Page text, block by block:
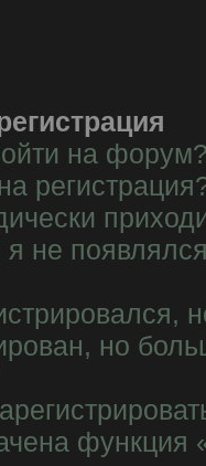
на
не
но
функция